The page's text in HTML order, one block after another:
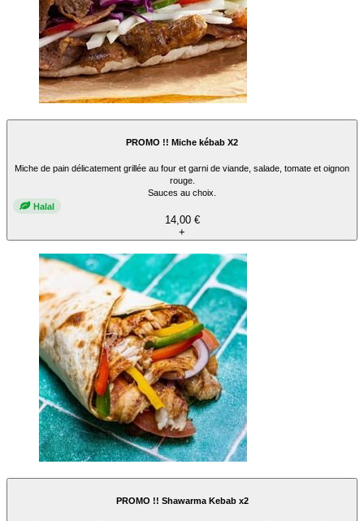
PROMO !! Miche kébab X2
Miche de pain délicatement grillée au four et garni de viande, salade, tomate et oignon
rouge.
Sauces au choix.
Halal
14,00 €
+
PROMO !! Shawarma Kebab x2